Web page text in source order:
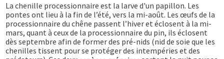
La chenille processionnaire est la larve d'un papillon. Les
pontes ont lieu à la fin de l’été, vers la mi-août. Les œufs de la
processionnaire du chêne passent l’hiver et éclosent à la mi-
mars, quant à ceux de la processionnaire du pin, ils éclosent
dès septembre afin de former des pré-nids (nid de soie que les
chenilles tissent pour se protéger des intempéries et des